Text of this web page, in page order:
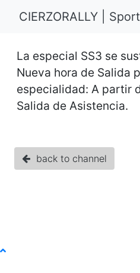
CIERZORALLY |
La especial SS3 se
Nueva hora de Salida
especialidad: A partir
Salida de Asistencia.
back to channel